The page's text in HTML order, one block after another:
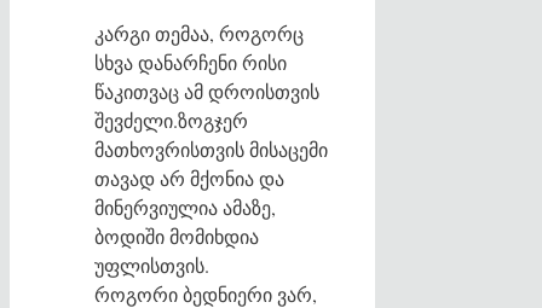
კარგი თემაა, როგორც
სხვა დანარჩენი რისი
წაკითვაც ამ დროისთვის
შევძელი.ზოგჯერ
მათხოვრისთვის მისაცემი
თავად არ მქონია და
მინერვიულია ამაზე,
ბოდიში მომიხდია
უფლისთვის.
როგორი ბედნიერი ვარ,